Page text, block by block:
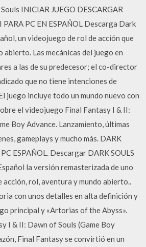
INICIAR JUEGO DESCARGAR
PARA PC EN ESPAÑOL Descarga Dark
un videojuego de rol de acción que
abierto. Las mecánicas del juego en
a las de su predecesor; el co-director
que no tiene intenciones de
juego incluye todo un mundo nuevo con
el videojuego Final Fantasy I & II:
Boy Advance. Lanzamiento, últimas
gameplays y mucho más. DARK
ESPAÑOL. Descargar DARK SOULS
la versión remasterizada de uno
acción, rol, aventura y mundo abierto..
con unos detalles en alta definición y
principal y «Artorias of the Abyss».
I & II: Dawn of Souls (Game Boy
Final Fantasy se convirtió en un